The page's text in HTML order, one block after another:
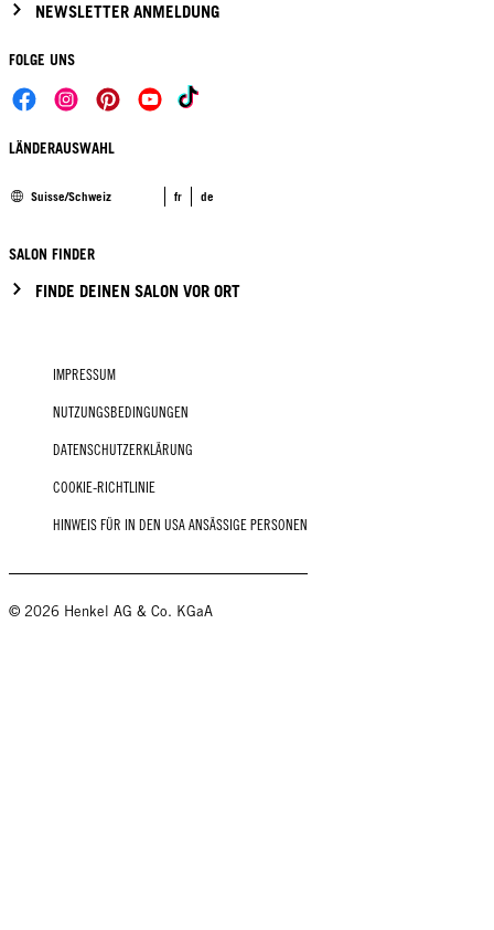
NEWSLETTER ANMELDUNG
FOLGE UNS
LÄNDERAUSWAHL
Suisse/Schweiz fr de
SALON FINDER
FINDE DEINEN SALON VOR ORT
IMPRESSUM
NUTZUNGSBEDINGUNGEN
DATENSCHUTZERKLÄRUNG
COOKIE-RICHTLINIE
HINWEIS FÜR IN DEN USA ANSÄSSIGE PERSONEN
© 2026 Henkel AG & Co. KGaA